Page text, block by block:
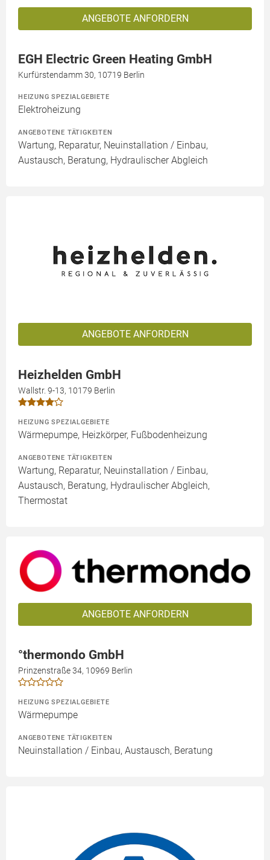
ANGEBOTE ANFORDERN
EGH Electric Green Heating GmbH
Kurfürstendamm 30, 10719 Berlin
HEIZUNG SPEZIALGEBIETE
Elektroheizung
ANGEBOTENE TÄTIGKEITEN
Wartung, Reparatur, Neuinstallation / Einbau,
Austausch, Beratung, Hydraulischer Abgleich
ANGEBOTE ANFORDERN
Heizhelden GmbH
Wallstr. 9-13, 10179 Berlin
HEIZUNG SPEZIALGEBIETE
Wärmepumpe, Heizkörper, Fußbodenheizung
ANGEBOTENE TÄTIGKEITEN
Wartung, Reparatur, Neuinstallation / Einbau,
Austausch, Beratung, Hydraulischer Abgleich,
Thermostat
ANGEBOTE ANFORDERN
°thermondo GmbH
Prinzenstraße 34, 10969 Berlin
HEIZUNG SPEZIALGEBIETE
Wärmepumpe
ANGEBOTENE TÄTIGKEITEN
Neuinstallation / Einbau, Austausch, Beratung